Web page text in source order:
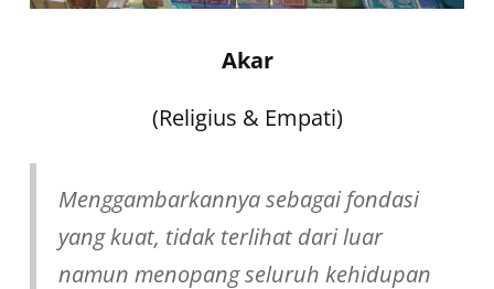
Akar
(Religius & Empati)
Menggambarkannya sebagai fondasi
yang kuat, tidak terlihat dari luar
namun menopang seluruh kehidupan